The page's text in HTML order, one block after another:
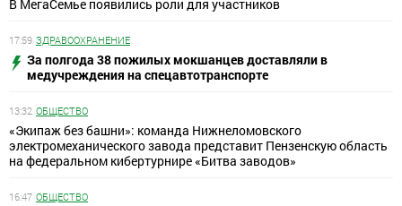
В МегаСемье появились роли для участников
17:59 ЗДРАВООХРАНЕНИЕ
За полгода 38 пожилых мокшанцев доставляли в
медучреждения на спецавтотранспорте
13:32 ОБЩЕСТВО
«Экипаж без башни»: команда Нижнеломовского
электромеханического завода представит Пензенскую область
на федеральном кибертурнире «Битва заводов»
16:47 ОБЩЕСТВО